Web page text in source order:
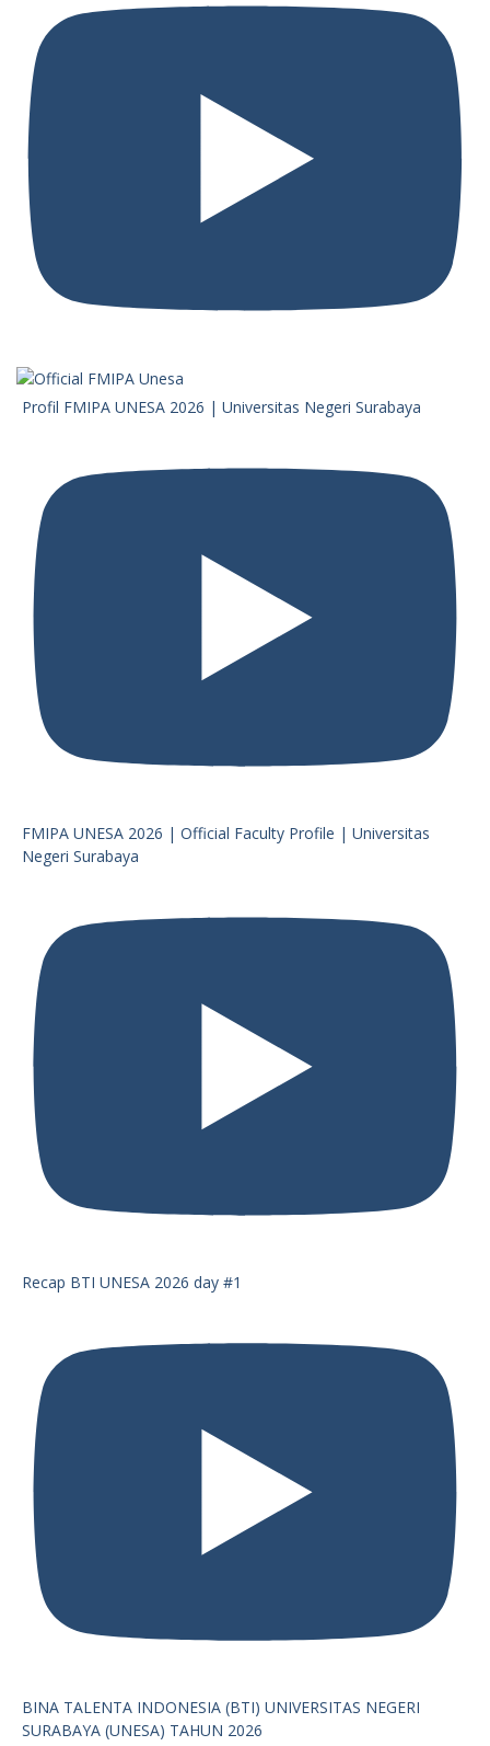
Profil FMIPA UNESA 2026 | Universitas Negeri Surabaya
FMIPA UNESA 2026 | Official Faculty Profile | Universitas
Negeri Surabaya
Recap BTI UNESA 2026 day #1
BINA TALENTA INDONESIA (BTI) UNIVERSITAS NEGERI
SURABAYA (UNESA) TAHUN 2026